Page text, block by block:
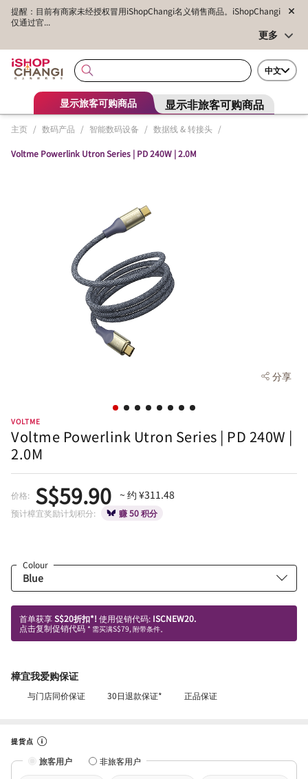
提醒：目前有商家未经授权冒用iShopChangi名义销售商品。iShopChangi
仅通过官...
更多
中文
显示旅客可购商品 显示非旅客可购商品
主页 / 数码产品 / 智能数码设备 / 数据线 & 转接头 /
Voltme Powerlink Utron Series | PD 240W | 2.0M
分享
VOLTME
Voltme Powerlink Utron Series | PD 240W |
2.0M
价格: S$59.90 ~ 约 ¥311.48
预计樟宜奖励计划积分: 赚 50 积分
Colour
首单获享S$20折扣*! 使用促销代码: ISCNEW20.
点击复制促销代码 * 需买满S$79, 附带条件。
樟宜我爱购保证
与门店同价保证 30日退款保证* 正品保证
提货点
旅客用户 非旅客用户